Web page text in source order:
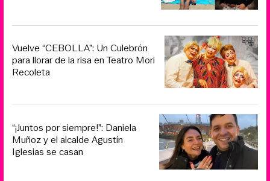
Vuelve “CEBOLLA”: Un Culebrón
para llorar de la risa en Teatro Mori
Recoleta
“¡Juntos por siempre!”: Daniela
Muñoz y el alcalde Agustín
Iglesias se casan